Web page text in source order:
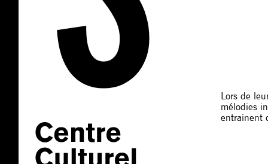
Lors de
mélodies
entrainent